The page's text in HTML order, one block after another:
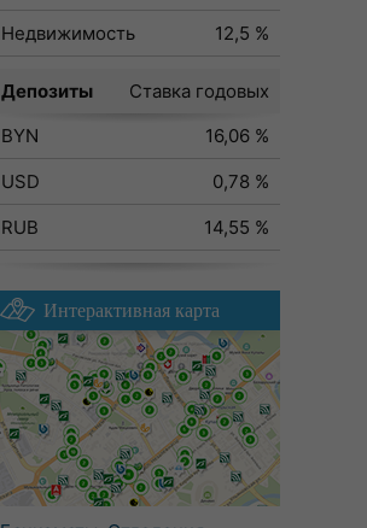
Недвижимость
12,5 %
Депозиты
Ставка годовых
BYN
16,06 %
USD
0,78 %
RUB
14,55 %
Интерактивная карта